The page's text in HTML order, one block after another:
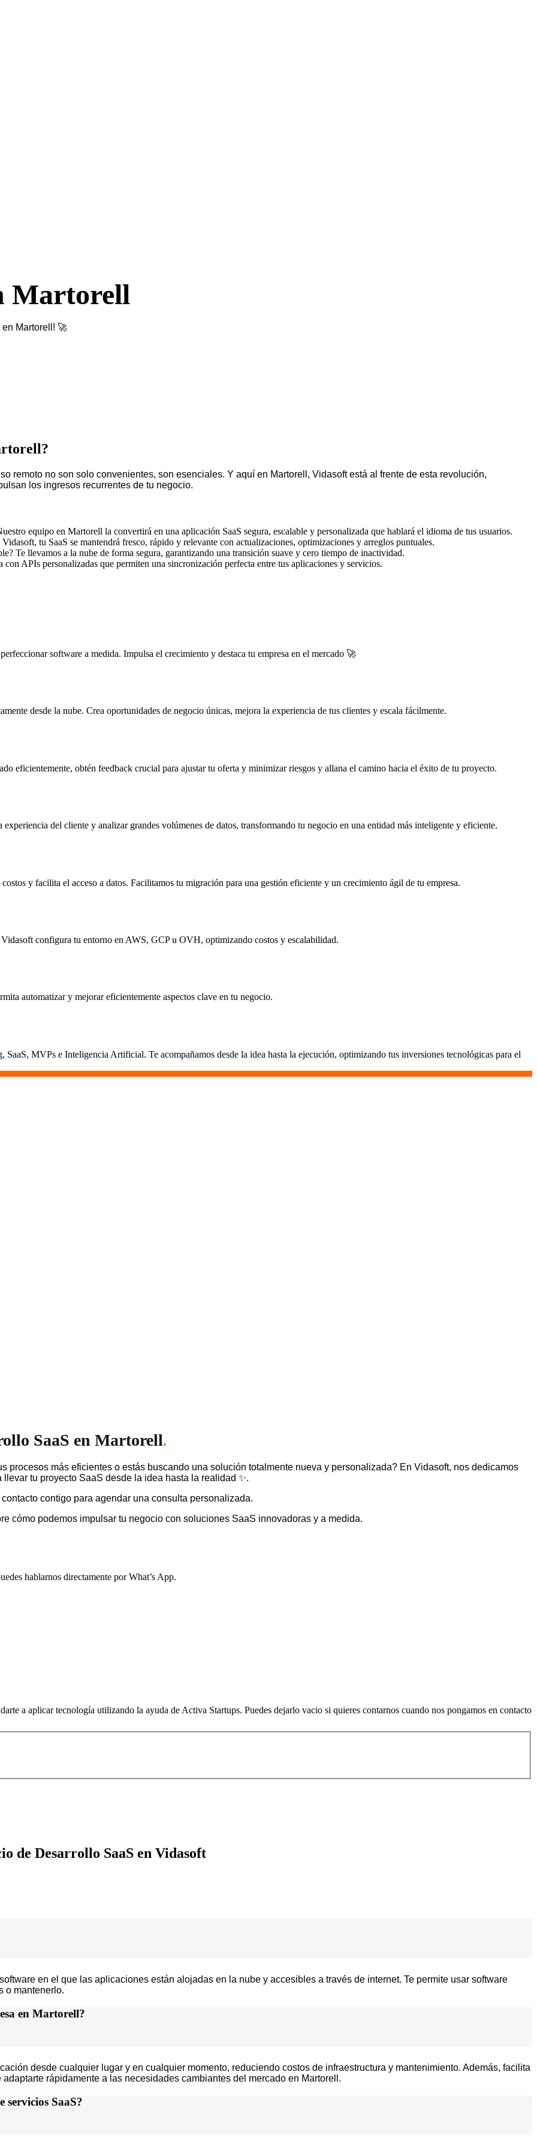
Martorell
Martorell! 🚀
remoto no son solo convenientes, son esenciales. Y aquí en Martorell, Vidasoft está al frente de esta revolución,
los ingresos recurrentes de tu negocio.
equipo en Martorell la convertirá en una aplicación SaaS segura, escalable y personalizada que hablará el idioma de tus usuarios.
tu SaaS se mantendrá fresco, rápido y relevante con actualizaciones, optimizaciones y arreglos puntuales.
Te llevamos a la nube de forma segura, garantizando una transición suave y cero tiempo de inactividad.
APIs personalizadas que permiten una sincronización perfecta entre tus aplicaciones y servicios.
software a medida. Impulsa el crecimiento y destaca tu empresa en el mercado 🚀
desde la nube. Crea oportunidades de negocio únicas, mejora la experiencia de tus clientes y escala fácilmente.
eficientemente, obtén feedback crucial para ajustar tu oferta y minimizar riesgos y allana el camino hacia el éxito de tu proyecto.
del cliente y analizar grandes volúmenes de datos, transformando tu negocio en una entidad más inteligente y eficiente.
y facilita el acceso a datos. Facilitamos tu migración para una gestión eficiente y un crecimiento ágil de tu empresa.
configura tu entorno en AWS, GCP u OVH, optimizando costos y escalabilidad.
automatizar y mejorar eficientemente aspectos clave en tu negocio.
MVPs e Inteligencia Artificial. Te acompañamos desde la idea hasta la ejecución, optimizando tus inversiones tecnológicas para el
SaaS en Martorell.
procesos más eficientes o estás buscando una solución totalmente nueva y personalizada? En Vidasoft, nos dedicamos
tu proyecto SaaS desde la idea hasta la realidad ✨.
contigo para agendar una consulta personalizada.
cómo podemos impulsar tu negocio con soluciones SaaS innovadoras y a medida.
hablarnos directamente por What’s App.
a aplicar tecnología utilizando la ayuda de Activa Startups. Puedes dejarlo vacio si quieres contarnos cuando nos pongamos en contacto
de Desarrollo SaaS en Vidasoft
en el que las aplicaciones están alojadas en la nube y accesibles a través de internet. Te permite usar software
o mantenerlo.
en Martorell?
desde cualquier lugar y en cualquier momento, reduciendo costos de infraestructura y mantenimiento. Además, facilita
rápidamente a las necesidades cambiantes del mercado en Martorell.
servicios SaaS?